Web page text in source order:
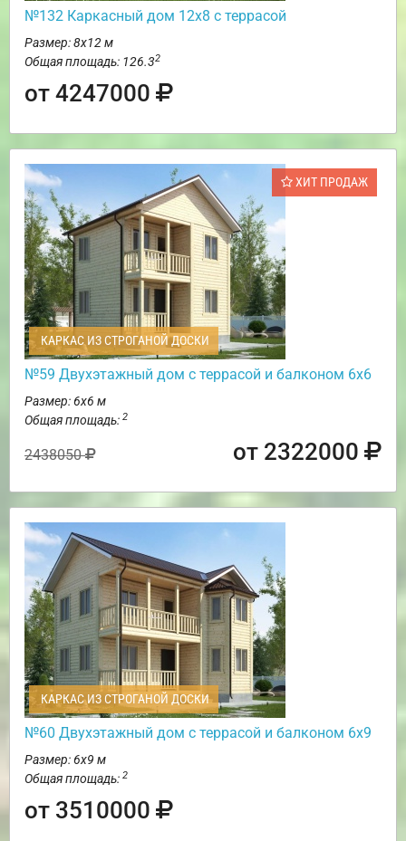
№132 Каркасный дом 12х8 с террасой
Размер: 8х12 м
Общая площадь: 126.32
от 4247000
ХИТ ПРОДАЖ
КАРКАС ИЗ СТРОГАНОЙ ДОСКИ
№59 Двухэтажный дом с террасой и балконом 6х6
Размер: 6х6 м
Общая площадь: 2
2438050 от 2322000
КАРКАС ИЗ СТРОГАНОЙ ДОСКИ
№60 Двухэтажный дом с террасой и балконом 6х9
Размер: 6х9 м
Общая площадь: 2
от 3510000